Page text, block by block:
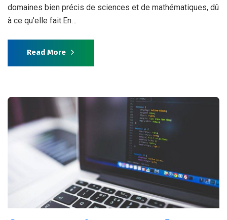
domaines bien précis de sciences et de mathématiques, dû
à ce qu’elle fait.En…
Read More